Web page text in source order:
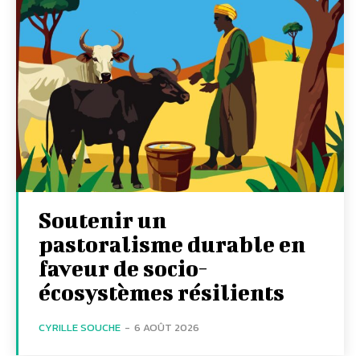
Soutenir un
pastoralisme durable en
faveur de socio-
écosystèmes résilients
CYRILLE SOUCHE - 6 AOÛT 2026